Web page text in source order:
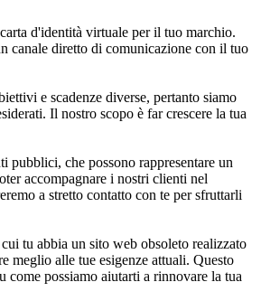
d'identità virtuale per il tuo marchio.
canale diretto di comunicazione con il tuo
e scadenze diverse, pertanto siamo
Il nostro scopo è far crescere la tua
pubblici, che possono rappresentare un
accompagnare i nostri clienti nel
a stretto contatto con te per sfruttarli
tu abbia un sito web obsoleto realizzato
meglio alle tue esigenze attuali. Questo
possiamo aiutarti a rinnovare la tua